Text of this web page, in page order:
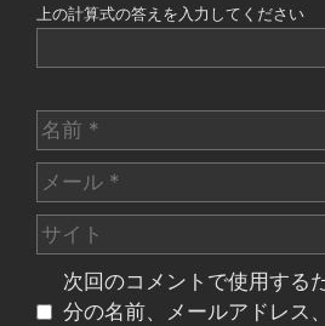
上の計算式の答えを入力してください
名
前
メ
ー
ル
サ
イ
次回のコメントで使用する
分の名前、メールアドレス